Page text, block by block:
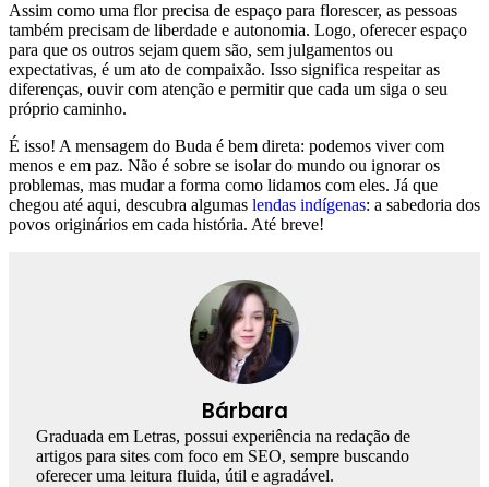
Assim como uma flor precisa de espaço para florescer, as pessoas
também precisam de liberdade e autonomia. Logo, oferecer espaço
para que os outros sejam quem são, sem julgamentos ou
expectativas, é um ato de compaixão. Isso significa respeitar as
diferenças, ouvir com atenção e permitir que cada um siga o seu
próprio caminho.
É isso! A mensagem do Buda é bem direta: podemos viver com
menos e em paz. Não é sobre se isolar do mundo ou ignorar os
problemas, mas mudar a forma como lidamos com eles. Já que
chegou até aqui, descubra algumas lendas indígenas: a sabedoria dos
povos originários em cada história. Até breve!
Bárbara
Graduada em Letras, possui experiência na redação de
artigos para sites com foco em SEO, sempre buscando
oferecer uma leitura fluida, útil e agradável.